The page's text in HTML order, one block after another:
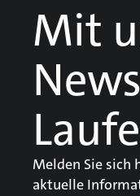
Mit
Melden Sie sich
aktuelle